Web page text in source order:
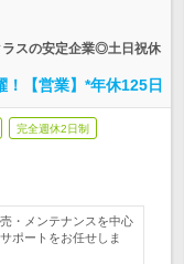
ラスの安定企業◎土日祝休
【営業】*年休125日
完全週休2日制
・メンテナンスを中心
ポートをお任せしま